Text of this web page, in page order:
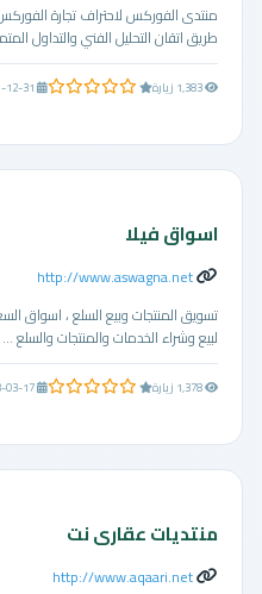
منتدى الفوركس لاحتراف تجارة الفوركس
طريق اتقان التحليل الفني والتداول
0.0 من 5 نجوم 2011-12-31
اسواق فيلا
http://www.aswagna.net
تسويق المنتجات وبيع السلع ، اسواق
لبيع وشراء الخدمات والمنتجات والسلع ...
0.0 من 5 نجوم 2013-03-17
منتديات عقارى نت
http://www.aqaari.net